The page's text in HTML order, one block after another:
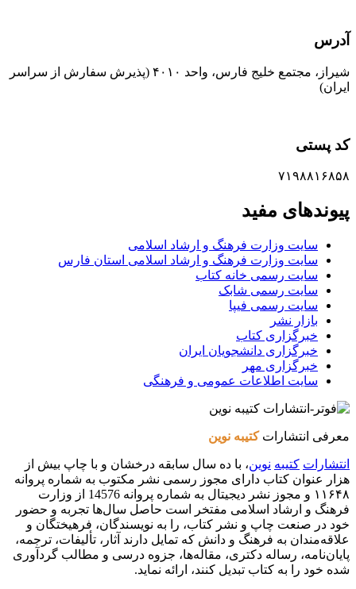
آدرس
شیراز، مجتمع خلیج فارس، واحد ۴۰۱۰ (پذیرش سفارش از سراسر
ایران)
کد پستی
۷۱۹۸۸۱۶۸۵۸
پیوندهای مفید
سایت وزارت فرهنگ و ارشاد اسلامی
سایت وزارت فرهنگ و ارشاد اسلامی استان فارس
سایت رسمی خانه کتاب
سایت رسمی شابک
سایت رسمی فیپا
بازار نشر
خبرگزاری کتاب
خبرگزاری دانشجویان ایران
خبرگزاری مهر
سایت اطلاعات عمومی و فرهنگی
معرفی انتشاراتکتیبه نوین
انتشارات کتیبه نوین، با ده سال سابقه درخشان و با چاپ بیش از
هزار عنوان کتاب دارای مجوز رسمی نشر مکتوب به شماره پروانه
۱۱۶۴۸ و مجوز نشر دیجیتال به شماره پروانه 14576 از وزارت
فرهنگ و ارشاد اسلامی مفتخر است حاصل سال‌ها تجربه و حضور
خود در صنعت چاپ و نشر کتاب، را به نویسندگان، فرهیختگان و
علاقه‌مندان به فرهنگ و دانش که تمایل دارند آثار، تألیفات، ترجمه،
پایان‌نامه، رساله دکتری، مقاله‌ها، جزوه درسی و مطالب گردآوری
شده خود را به کتاب تبدیل کنند، ارائه نماید.